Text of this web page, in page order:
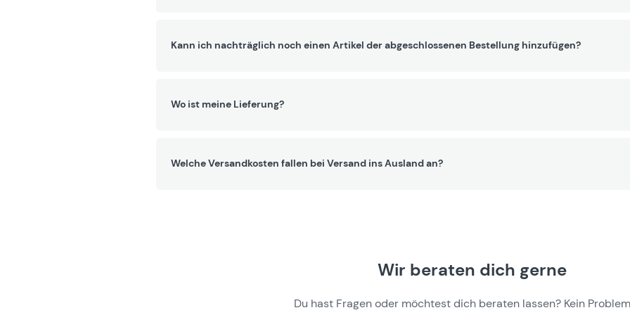
Kann ich nachträglich noch einen Artikel der abgeschlossenen Bestellung hinzufügen?
Wo ist meine Lieferung?
Welche Versandkosten fallen bei Versand ins Ausland an?
Wir beraten dich gerne
Du hast Fragen oder möchtest dich beraten lassen? Kein